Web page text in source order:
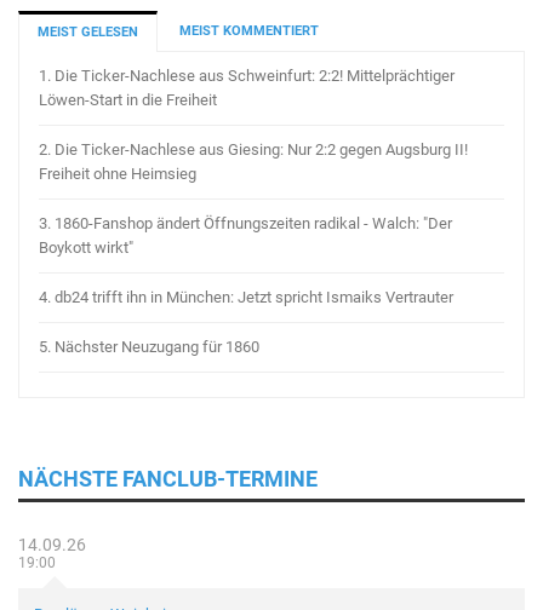
MEIST GELESEN MEIST KOMMENTIERT
1. Die Ticker-Nachlese aus Schweinfurt: 2:2! Mittelprächtiger
Löwen-Start in die Freiheit
2. Die Ticker-Nachlese aus Giesing: Nur 2:2 gegen Augsburg II!
Freiheit ohne Heimsieg
3. 1860-Fanshop ändert Öffnungszeiten radikal - Walch: "Der
Boykott wirkt"
4. db24 trifft ihn in München: Jetzt spricht Ismaiks Vertrauter
5. Nächster Neuzugang für 1860
NÄCHSTE FANCLUB-TERMINE
14.09.26
19:00